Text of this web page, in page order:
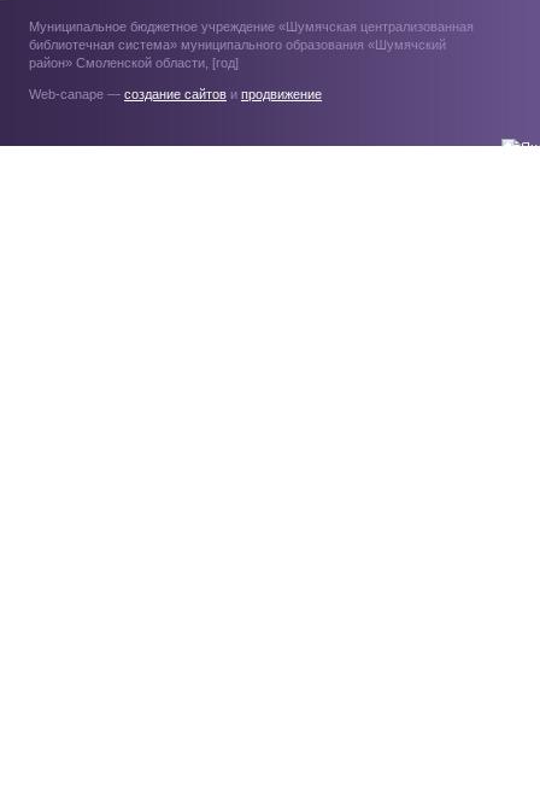
Муниципальное бюджетное учреждение «Шумячская централизованная
библиотечная система» муниципального образования «Шумячский
район» Смоленской области, [год]
Web-canape — создание сайтов и продвижение